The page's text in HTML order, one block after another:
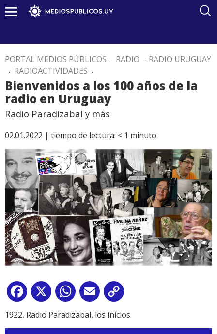
PORTAL MEDIOS PÚBLICOS . RADIO . RADIO URUGUAY
. RADIOACTIVIDADES .
Bienvenidos a los 100 años de la
radio en Uruguay
Radio Paradizabal y más
02.01.2022 | tiempo de lectura: < 1 minuto
Facebook
X WhatsApp
Email
Link
1922, Radio Paradizabal, los inicios.